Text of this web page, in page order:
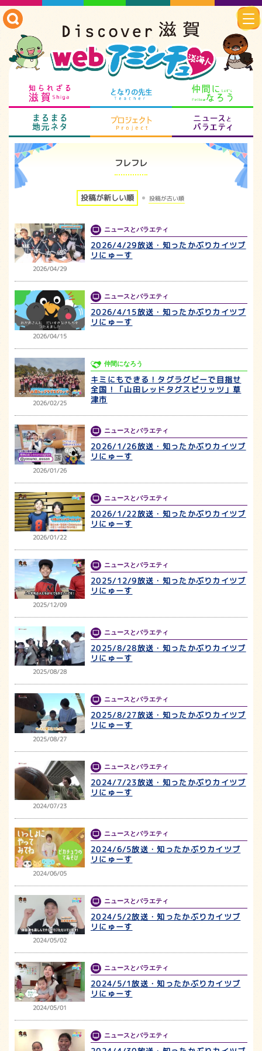
知られざる滋賀 となりの先生
まるまる地元ネタ プロジェクト
フレフレ
投稿が新しい順 投稿が古い順
2026/04/29
ニュースとバラエティ
2026/4/29放送・知ったかぶりカイツブ
リにゅーす
2026/04/15
ニュースとバラエティ
2026/4/15放送・知ったかぶりカイツブ
リにゅーす
2026/02/25
仲間になろう
キミにもできる！タグラグビーで目指せ
全国！「山田レッドタグスピリッツ」草
津市
2026/01/26
ニュースとバラエティ
2026/1/26放送・知ったかぶりカイツブ
リにゅーす
2026/01/22
ニュースとバラエティ
2026/1/22放送・知ったかぶりカイツブ
リにゅーす
2025/12/09
ニュースとバラエティ
2025/12/9放送・知ったかぶりカイツブ
リにゅーす
2025/08/28
ニュースとバラエティ
2025/8/28放送・知ったかぶりカイツブ
リにゅーす
2025/08/27
ニュースとバラエティ
2025/8/27放送・知ったかぶりカイツブ
リにゅーす
2024/07/23
ニュースとバラエティ
2024/7/23放送・知ったかぶりカイツブ
リにゅーす
2024/06/05
ニュースとバラエティ
2024/6/5放送・知ったかぶりカイツブ
リにゅーす
2024/05/02
ニュースとバラエティ
2024/5/2放送・知ったかぶりカイツブ
リにゅーす
2024/05/01
ニュースとバラエティ
2024/5/1放送・知ったかぶりカイツブ
リにゅーす
ニュースとバラエティ